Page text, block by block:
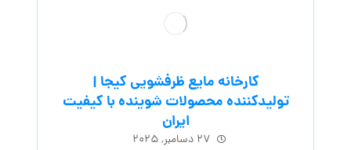
کارخانه مایع ظرفشویی کیجا |
تولیدکننده محصولات شوینده با کیفیت
ایران
۲۷ دسامبر, ۲۰۲۵